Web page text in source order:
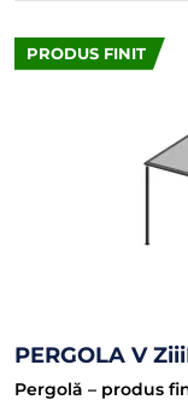
PRODUS FINIT
PERGOLA V
Pergolă – produs